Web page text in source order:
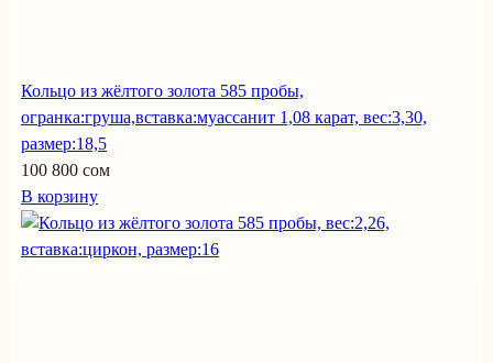
Кольцо из жёлтого золота 585 пробы,
огранка:груша,вставка:муассанит 1,08 карат, вес:3,30,
размер:18,5
100 800 сом
В корзину